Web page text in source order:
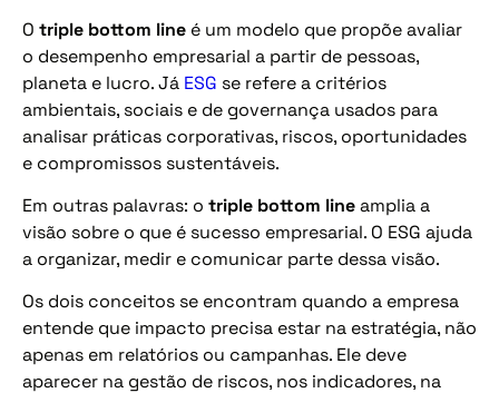
O triple bottom line é um modelo que propõe avaliar
o desempenho empresarial a partir de pessoas,
planeta e lucro. Já ESG se refere a critérios
ambientais, sociais e de governança usados para
analisar práticas corporativas, riscos, oportunidades
e compromissos sustentáveis.
Em outras palavras: o triple bottom lineamplia a
visão sobre o que é sucesso empresarial. O ESG ajuda
a organizar, medir e comunicar parte dessa visão.
Os dois conceitos se encontram quando a empresa
entende que impacto precisa estar na estratégia, não
apenas em relatórios ou campanhas. Ele deve
aparecer na gestão de riscos, nos indicadores, na